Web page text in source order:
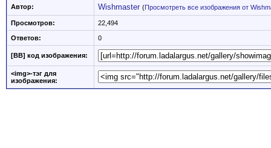
Автор: Wishmaster (Просмотреть все изображения от
Просмотров: 22,494
Ответов: 0
[BB] код изображения:
<img>-тэг для
изображения: